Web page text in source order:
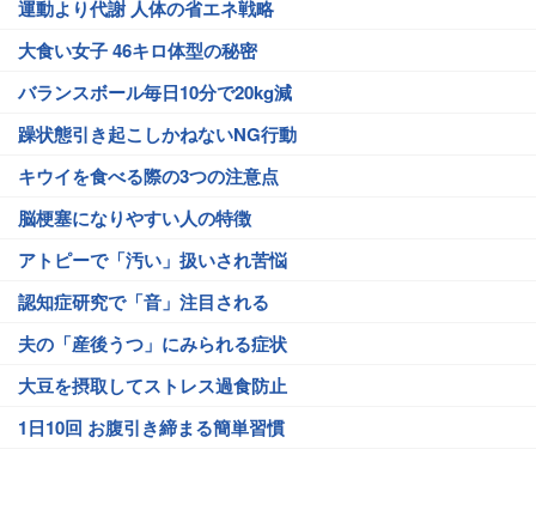
運動より代謝 人体の省エネ戦略
大食い女子 46キロ体型の秘密
バランスボール毎日10分で20kg減
躁状態引き起こしかねないNG行動
キウイを食べる際の3つの注意点
脳梗塞になりやすい人の特徴
アトピーで「汚い」扱いされ苦悩
認知症研究で「音」注目される
夫の「産後うつ」にみられる症状
大豆を摂取してストレス過食防止
1日10回 お腹引き締まる簡単習慣